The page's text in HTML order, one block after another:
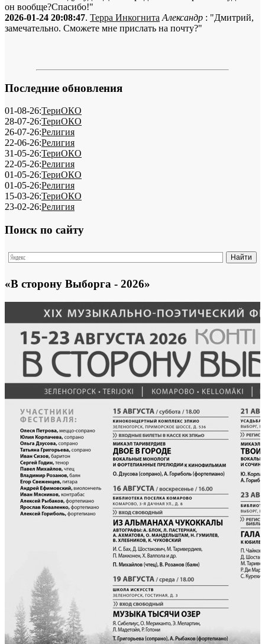
он вообще?Спасибо!"
2026-01-24 20:08:47. Терра Инкогнита Александр : "Дмитрий,
замечательно. Сможете мне прислать на почту?"
Последние обновления
01-08-26:ТериОКО
28-07-26:ТериОКО
26-07-26:Религия
22-06-26:Религия
31-05-26:ТериОКО
22-05-26:Религия
01-05-26:ТериОКО
01-05-26:Религия
15-03-26:ТериОКО
23-02-26:Религия
Поиск по сайту
«В сторону Выборга - 2026»